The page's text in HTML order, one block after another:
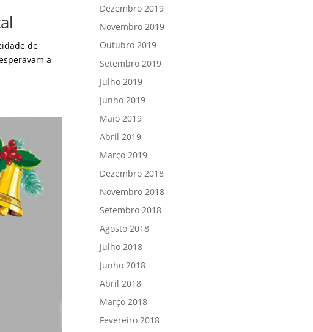
de
a
Dezembro 2019
Novembro 2019
Outubro 2019
Setembro 2019
Julho 2019
Junho 2019
Maio 2019
Abril 2019
Março 2019
Dezembro 2018
Novembro 2018
Setembro 2018
Agosto 2018
Julho 2018
Junho 2018
Abril 2018
Março 2018
Fevereiro 2018